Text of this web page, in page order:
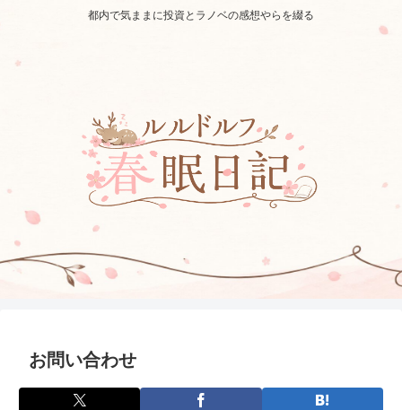
都内で気ままに投資とラノベの感想やらを綴る
お問い合わせ